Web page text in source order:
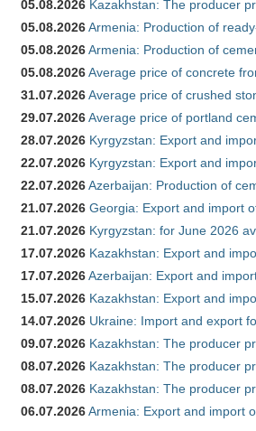
05.08.2026 Kazakhstan: The producer
05.08.2026Armenia: Production of
05.08.2026Armenia: Production of
05.08.2026Average price of concrete
31.07.2026Average price of crushed
29.07.2026Average price of portland
28.07.2026 Kyrgyzstan: Export and
22.07.2026 Kyrgyzstan: Export and
22.07.2026Azerbaijan: Production of
21.07.2026 Georgia: Export and import
21.07.2026 Kyrgyzstan: for June 2026
17.07.2026 Kazakhstan: Export and
17.07.2026Azerbaijan: Export and
15.07.2026 Kazakhstan: Export and
14.07.2026 Ukraine: Import and export
09.07.2026 Kazakhstan: The producer
08.07.2026 Kazakhstan: The producer
08.07.2026 Kazakhstan: The producer
06.07.2026Armenia: Export and import